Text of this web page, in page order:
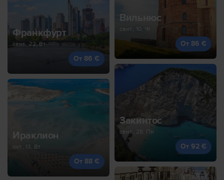
Франкфурт
сент., 22, Вт
От 86 €
Вильнюс
сент., 10, Чт
От 86 €
Ираклион
окт., 13, Вт
От 88 €
Закинтос
сент., 28, Пн
От 92 €